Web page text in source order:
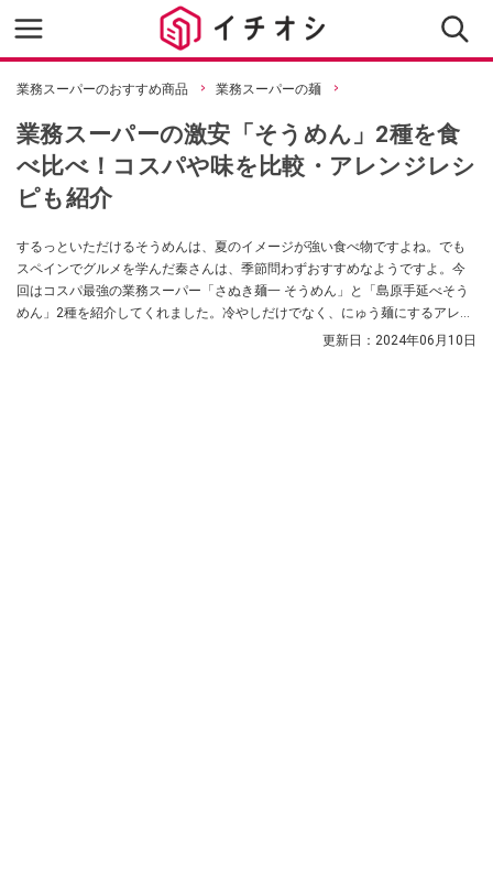
業務スーパーのおすすめ商品 業務スーパーの麺
業務スーパーの激安「そうめん」2種を食
べ比べ！コスパや味を比較・アレンジレシ
ピも紹介
するっといただけるそうめんは、夏のイメージが強い食べ物ですよね。でも
スペインでグルメを学んだ秦さんは、季節問わずおすすめなようですよ。今
回はコスパ最強の業務スーパー「さぬき麺一 そうめん」と「島原手延べそう
めん」2種を紹介してくれました。冷やしだけでなく、にゅう麺にするアレン
更新日： 2024年06月10日